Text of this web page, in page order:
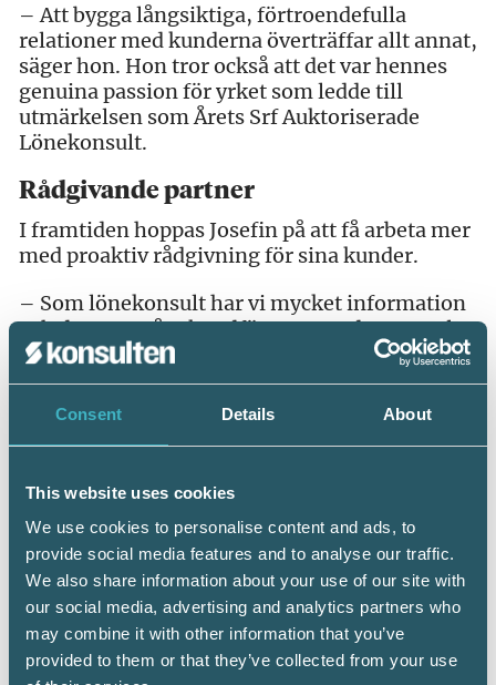
Consent Details About
This website uses cookies
We use cookies to personalise content and ads, to
provide social media features and to analyse our traffic.
We also share information about your use of our site with
our social media, advertising and analytics partners who
may combine it with other information that you’ve
provided to them or that they’ve collected from your use
– Att bygga långsiktiga, förtroendefulla
relationer med kunderna överträffar allt annat,
säger hon. Hon tror också att det var hennes
genuina passion för yrket som ledde till
utmärkelsen som Årets Srf Auktoriserade
Lönekonsult.
Rådgivande partner
I framtiden hoppas Josefin på att få arbeta mer
med proaktiv rådgivning för sina kunder.
– Som lönekonsult har vi mycket information
och data om våra kundföretag. Med mer analys
kan vi ge våra kunder djupare insikter och
värde som till exempel kan bidra till både lägre
kostnader och ökad hållbarhet. Jag tror att vi
bransch.